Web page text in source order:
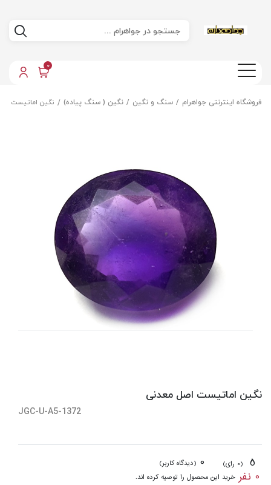
0
فروشگاه اینترنتی جواهرام سنگ و نگین نگین ( سنگ پیاده) نگین اماتیست
نگین اماتیست اصل معدنی
JGC-U-A5-1372
(0 رای) 0 (دیدگاه کاربر)
0 نفر خرید این محصول را توصیه کرده اند.